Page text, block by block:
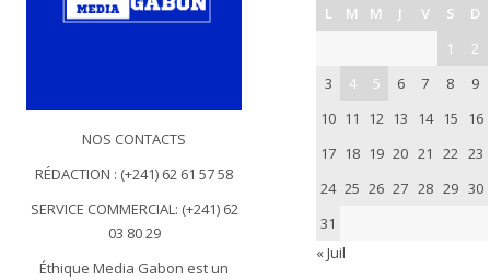
NOS CONTACTS
RÉDACTION : (+241) 62 61 57 58
SERVICE COMMERCIAL: (+241) 62
03 80 29
Éthique Media Gabon est un
L M M J V S
D
1
2
3
4 5 6 7 8
9
10 11 12 13 14 15
16
17 18 19 20 21 22 23
24 25 26 27 28 29 30
31
« Juil